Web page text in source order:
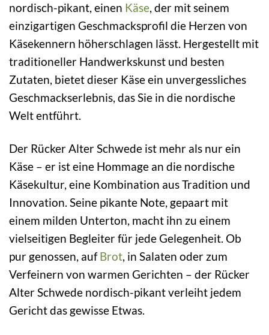
nordisch-pikant, einen Käse, der mit seinem
einzigartigen Geschmacksprofil die Herzen von
Käsekennern höherschlagen lässt. Hergestellt mit
traditioneller Handwerkskunst und besten
Zutaten, bietet dieser Käse ein unvergessliches
Geschmackserlebnis, das Sie in die nordische
Welt entführt.
Der Rücker Alter Schwede ist mehr als nur ein
Käse – er ist eine Hommage an die nordische
Käsekultur, eine Kombination aus Tradition und
Innovation. Seine pikante Note, gepaart mit
einem milden Unterton, macht ihn zu einem
vielseitigen Begleiter für jede Gelegenheit. Ob
pur genossen, aufBrot, in Salaten oder zum
Verfeinern von warmen Gerichten – der Rücker
Alter Schwede nordisch-pikant verleiht jedem
Gericht das gewisse Etwas.